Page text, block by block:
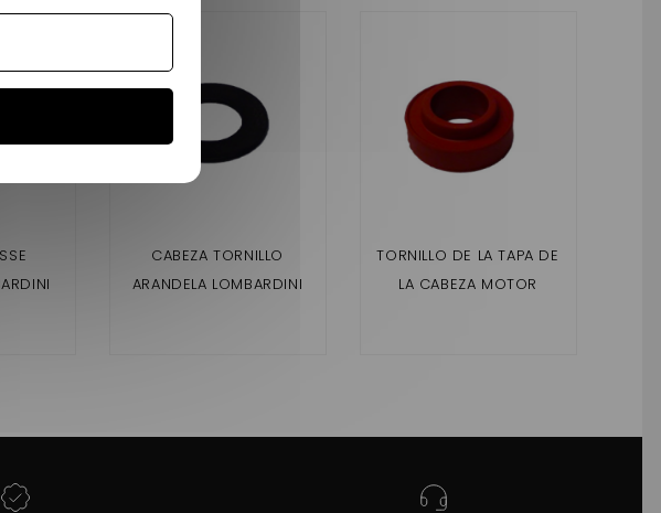
CABEZA TORNILLO
ARANDELA LOMBARDINI
TORNILLO DE LA TAPA DE
LA CABEZA MOTOR